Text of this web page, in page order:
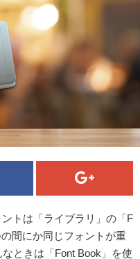
トは「ライブラリ」の「F
間にか同じフォントが重
ときは「Font Book」を使